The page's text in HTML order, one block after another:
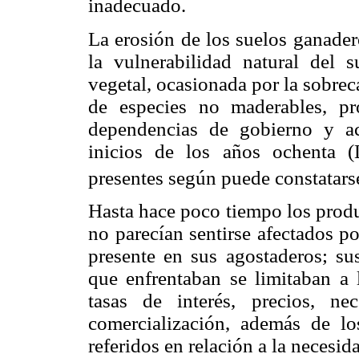
inadecuado.
La erosión de los suelos
la vulnerabilidad natural del
vegetal, ocasionada por la
de especies no maderables,
dependencias de gobierno y
inicios de los años ochenta
presentes según puede
Hasta hace poco tiempo los
no parecían sentirse afectados
presente en sus agostaderos;
que enfrentaban se limitaban
tasas de interés, precios,
comercialización, además de
referidos en relación a la